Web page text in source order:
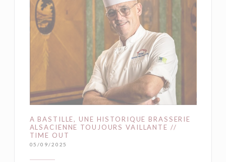
A BASTILLE, UNE HISTORIQUE BRASSERIE
ALSACIENNE TOUJOURS VAILLANTE //
TIME OUT
05/09/2025